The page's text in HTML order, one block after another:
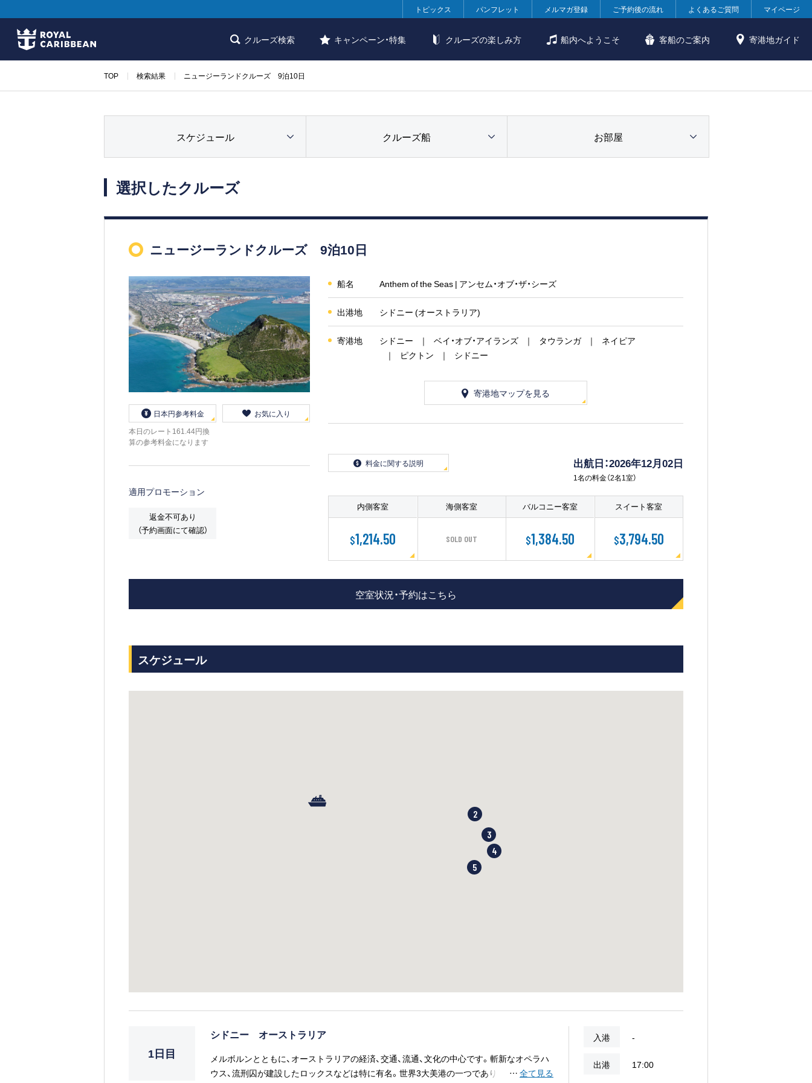
トピックス パンフレット メルマガ登録 ご予約後の流れ よくあるご質問 マイページ
クルーズ検索 キャンペーン・特集 クルーズの楽しみ方 船内へようこそ 客船のご案内 寄港地ガイド
TOP 検索結果 ニュージーランドクルーズ 9泊10日
スケジュール クルーズ船 お部屋
選択したクルーズ
ニュージーランドクルーズ 9泊10日
船名 Anthem of the Seas | アンセム・オブ・ザ・シーズ
出港地 シドニー (オーストラリア)
寄港地 シドニー ベイ・オブ・アイランズ タウランガ
ネイピア
ピクトン
シドニー
寄港地マップを見る
出航日：2026年12月02日
1名の料金（2名1室）
料金に関する説明
内側客室
$1,214.50
海側客室
SOLD OUT
バルコニー客室
$1,384.50
スイート客室
$3,794.50
日本円参考料金
本日のレート161.44円換
算の参考料金になります
お気に入り
適用プロモーション
返金不可あり
（予約画面にて確認）
空室状況・予約はこちら
スケジュール
2
3
4
5
1日目
シドニー オーストラリア
メルボルンとともに、オーストラリアの経済、交通、流通、文化の中心です。斬新なオペラハ
ウス、流刑囚が建設したロックスなどは特に有名。世界3大美港の一つであり、ボンダイビー
… 全て見る
入港 -
出港 17:00